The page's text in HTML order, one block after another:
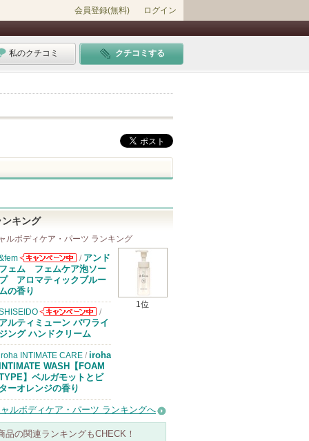
会員登録(無料) ログイン
私のクチコミ クチコミする
キング
ルボディケア・パーツ ランキング
1位
&femからのお
知らせがありま
す
/ アンド
ェム フェムケア泡ソー
アロマティックブルー
の香り
SHISEIDOから
のお知らせがあ
/
ルティミューン パワライ
ング ハンドクリーム
INTIMATE CARE / iroha
WASH【FOAM
】ベルガモットとビ
ーオレンジの香り
ルボディケア・パーツ ランキングへ
品の関連ランキングもCHECK！